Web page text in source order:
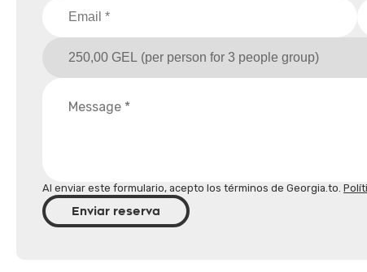
Al enviar este formulario, acepto los términos de Georgia.to.
Enviar reserva